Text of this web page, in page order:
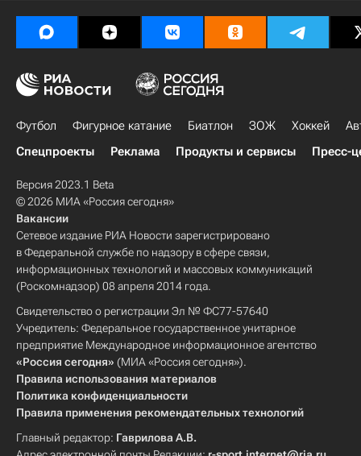
Футбол Фигурное катание Биатлон ЗОЖ Хоккей
Спецпроекты
Реклама Продукты и сервисы Пресс-
Версия 2023.1 Beta
© 2026 МИА «Россия сегодня»
Вакансии
Сетевое издание РИА Новости зарегистрировано
в Федеральной службе по надзору в сфере связи,
информационных технологий и массовых коммуникаций
(Роскомнадзор) 08 апреля 2014 года.
Свидетельство о регистрации Эл № ФС77-57640
Учредитель: Федеральное государственное унитарное
предприятие Международное информационное агентство
«Россия сегодня» (МИА «Россия сегодня»).
Правила использования материалов
Политика конфиденциальности
Правила применения рекомендательных технологий
Главный редактор: Гаврилова А.В.